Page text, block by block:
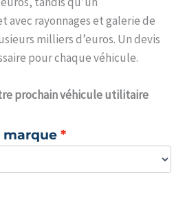
avec rayonnages et galerie de
milliers d’euros. Un devis
pour chaque véhicule.
prochain véhicule utilitaire
marque